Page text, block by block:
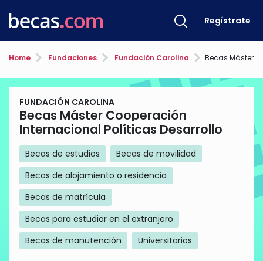
Regístrate
Home Fundaciones Fundación Carolina Becas Máster
FUNDACIÓN CAROLINA
Becas Máster Cooperación
Internacional Políticas Desarrollo
Becas de estudios
Becas de movilidad
Becas de alojamiento o residencia
Becas de matrícula
Becas para estudiar en el extranjero
Becas de manutención
Universitarios